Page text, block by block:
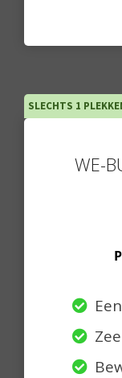
SLECHTS 1
WE-